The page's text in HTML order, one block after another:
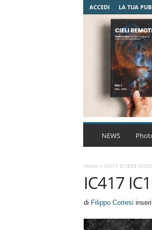
ACCEDI LA TUA
NEWS
Home > IC417 IC1893
IC417
di Filippo Cortesi